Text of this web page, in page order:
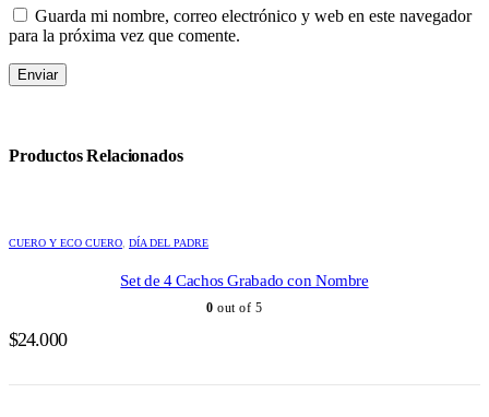
Guarda mi nombre, correo electrónico y web en este navegador
para la próxima vez que comente.
Productos Relacionados
CUERO Y ECO CUERO DÍA DEL PADRE
Set de 4 Cachos Grabado con Nombre
0 out of 5
$24.000